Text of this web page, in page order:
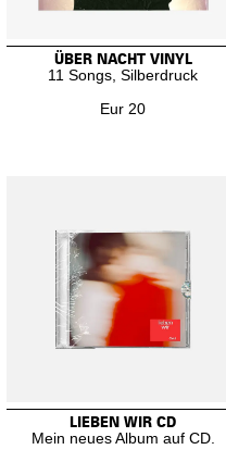
ÜBER NACHT VINYL
11 Songs, Silberdruck
Eur 20
LIEBEN WIR CD
Mein neues Album auf CD.